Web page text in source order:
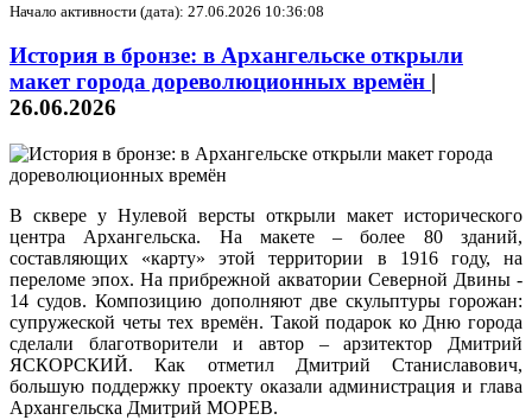
Начало активности (дата): 27.06.2026 10:36:08
История в бронзе: в Архангельске открыли
макет города дореволюционных времён |
26.06.2026
В сквере у Нулевой версты открыли макет исторического
центра Архангельска. На макете – более 80 зданий,
составляющих «карту» этой территории в 1916 году, на
переломе эпох. На прибрежной акватории Северной Двины -
14 судов. Композицию дополняют две скульптуры горожан:
супружеской четы тех времён. Такой подарок ко Дню города
сделали благотворители и автор – арзитектор Дмитрий
ЯСКОРСКИЙ. Как отметил Дмитрий Станиславович,
большую поддержку проекту оказали администрация и глава
Архангельска Дмитрий МОРЕВ.